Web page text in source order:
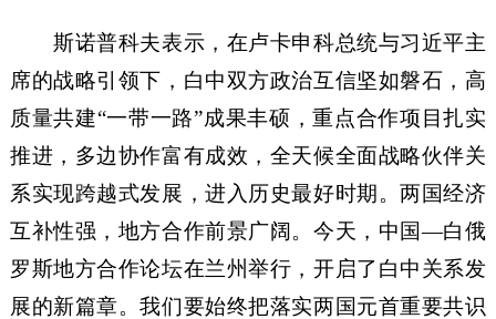
斯诺普科夫表示，在卢卡申科总统与习近平主
席的战略引领下，白中双方政治互信坚如磐石，高
质量共建“一带一路”成果丰硕，重点合作项目扎实
推进，多边协作富有成效，全天候全面战略伙伴关
系实现跨越式发展，进入历史最好时期。两国经济
互补性强，地方合作前景广阔。今天，中国—白俄
罗斯地方合作论坛在兰州举行，开启了白中关系发
展的新篇章。我们要始终把落实两国元首重要共识